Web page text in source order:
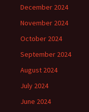
December 2024
November 2024
October 2024
September 2024
August 2024
July 2024
June 2024